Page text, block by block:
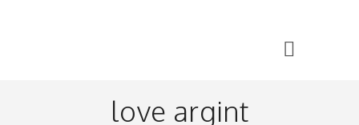
love argint